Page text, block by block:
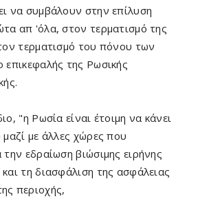
να συμβάλουν στην επίλυση
απ 'όλα, στον τερματισμό της
τερματισμό του πόνου των
της Ρωσικής
"η Ρωσία είναι έτοιμη να κάνει
με άλλες χώρες που
εδραίωση βιώσιμης ειρήνης
τη διασφάλιση της ασφάλειας
περιοχής,